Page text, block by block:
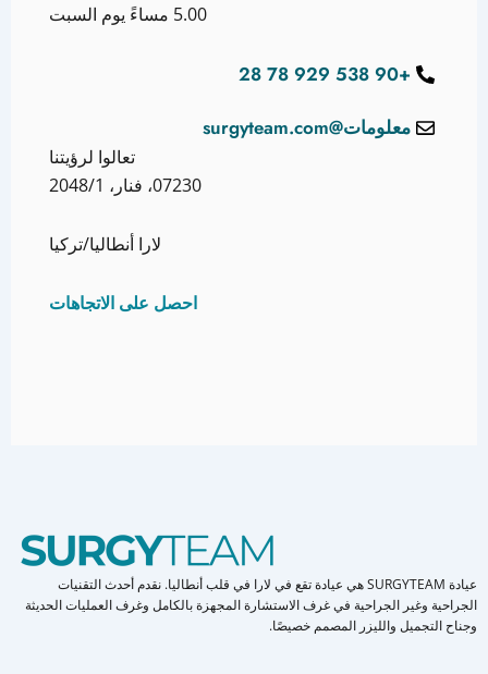
5.00 مساءً يوم السبت
+90 538 929 78 28
معلومات@surgyteam.com
تعالوا لرؤيتنا
07230، فنار، 2048/1
لارا أنطاليا/تركيا
احصل على الاتجاهات
عيادة SURGYTEAM هي عيادة تقع في لارا في قلب أنطاليا. نقدم أحدث التقنيات
الجراحية وغير الجراحية في غرف الاستشارة المجهزة بالكامل وغرف العمليات الحديثة
وجناح التجميل والليزر المصمم خصيصًا.